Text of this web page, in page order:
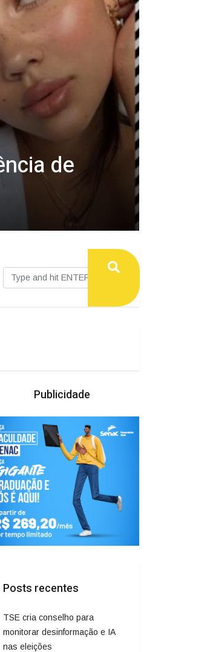
de
Publicidade
Posts recentes
TSE cria conselho para
monitorar desinformação e IA
nas eleições